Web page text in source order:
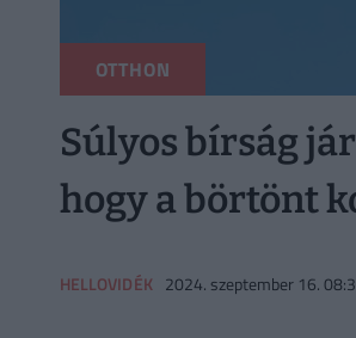
OTTHON
Súlyos bírság
hogy a börtönt
HELLOVIDÉK 2024. szeptember 16.